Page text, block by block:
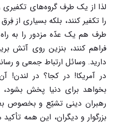
لذا از یک طرف گروه‌های تکفیری
را تکفیر کنند، بلکه بسیاری از
طرف هم یک عدّه مزدور را به
فراهم کنند، بنزین روی آتش
دارید. وسائل ارتباط جمعی و
در آمریکا! در کجا؟ در لندن!
بخواهد برای دنیا پخش
رهبران دینی تشیّع و بخصوص
بزرگوار و دیگران، این همه